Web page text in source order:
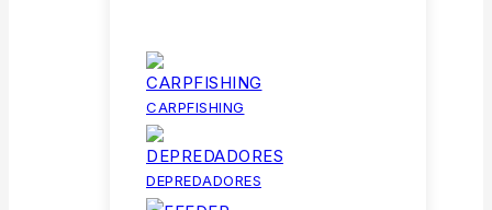
CARPFISHING
DEPREDADORES